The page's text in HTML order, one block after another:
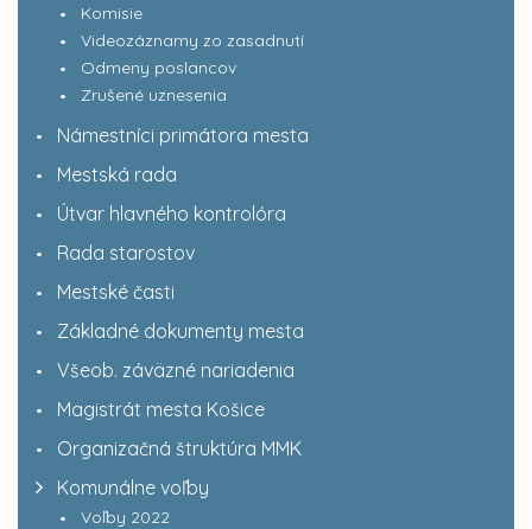
Komisie
Videozáznamy zo zasadnutí
Odmeny poslancov
Zrušené uznesenia
Námestníci primátora mesta
Mestská rada
Útvar hlavného kontrolóra
Rada starostov
Mestské časti
Základné dokumenty mesta
Všeob. záväzné nariadenia
Magistrát mesta Košice
Organizačná štruktúra MMK
Komunálne voľby
Voľby 2022